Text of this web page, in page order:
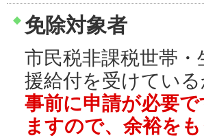
免除対象者
市民税非課税世帯
援給付を受けている
事前に申請が必要
ますので、余裕を